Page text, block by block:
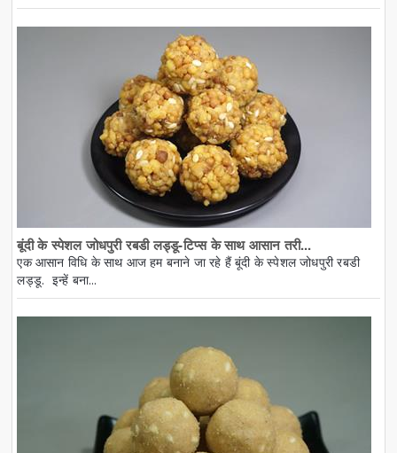
बूंदी के स्पेशल जोधपुरी रबडी लड्डू-टिप्स के साथ आसान तरी...
एक आसान विधि के साथ आज हम बनाने जा रहे हैं बूंदी के स्पेशल जोधपुरी रबडी
लड्डू. इन्हें बना...